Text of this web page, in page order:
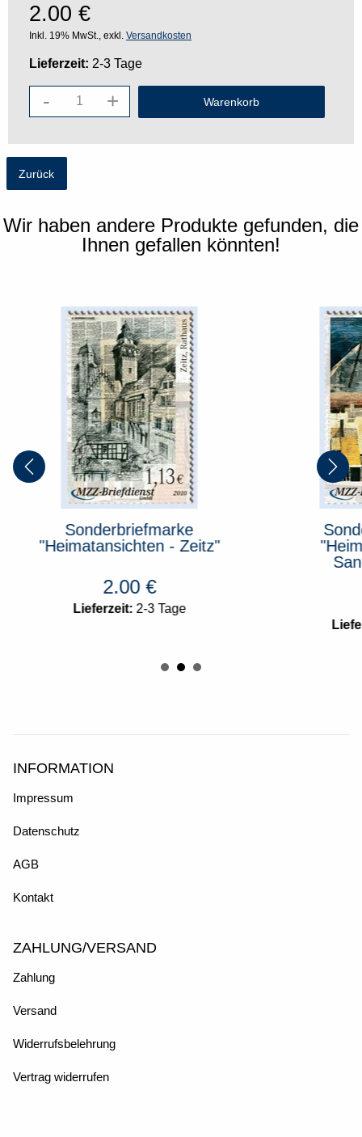
2.00 €
Inkl. 19% MwSt., exkl. Versandkosten
Lieferzeit: 2-3 Tage
- +
Zurück
Wir haben andere Produkte gefunden, die
Ihnen gefallen könnten!
Sonderbriefmarke
"Heimatansichten - Zeitz"
2.00 €
Lieferzeit: 2-3 Tage
INFORMATION
Impressum
Datenschutz
AGB
Kontakt
ZAHLUNG/VERSAND
Zahlung
Versand
Widerrufsbelehrung
Vertrag widerrufen